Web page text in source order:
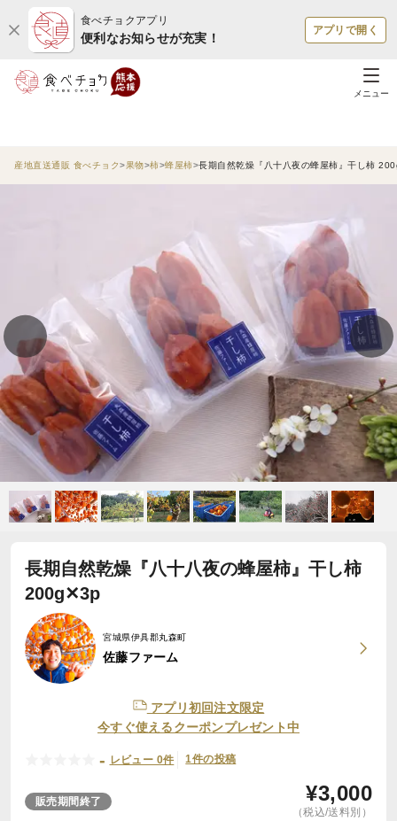
食べチョクアプリ
便利なお知らせが充実！
アプリで開く
メニュー
産地直送通販 食べチョク 果物 柿 蜂屋柿 長期自然乾燥『八十八夜の蜂屋柿』干し柿
長期自然乾燥『八十八夜の蜂屋柿』干し柿
200g✕3p
宮城県伊具郡丸森町
佐藤ファーム
アプリ初回注文限定
今すぐ使えるクーポンプレゼント中
- レビュー 0件 1件の投稿
販売期間終了 ¥3,000
（税込/送料別）